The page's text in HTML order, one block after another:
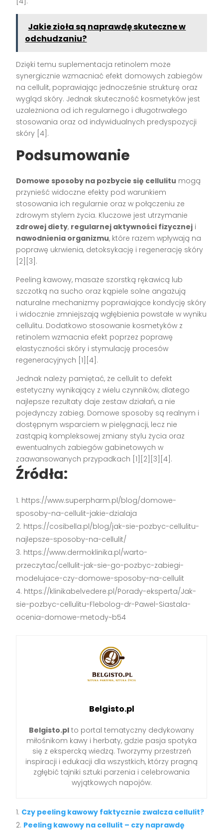
Jakie zioła są naprawdę skuteczne w
odchudzaniu?
Dzięki temu suplementacja retinolem może
synergicznie wzmacniać efekt domowych zabiegów
na cellulit, poprawiając jednocześnie strukturę oraz
wygląd skóry. Jednak skuteczność kosmetyków jest
uzależniona od ich regularnego i długotrwałego
stosowania oraz od indywidualnych predyspozycji
skóry [4].
Podsumowanie
Domowe sposoby na pozbycie się cellulitu mogą
przynieść widoczne efekty pod warunkiem
stosowania ich regularnie oraz w połączeniu ze
zdrowym stylem życia. Kluczowe jest utrzymanie
zdrowej diety, regularnej aktywności fizycznej i
nawodnienia organizmu, które razem wpływają na
poprawę ukrwienia, detoksykację i regenerację skóry
[2][3].
Peeling kawowy, masaże szorstką rękawicą lub
szczotką na sucho oraz kąpiele solne angażują
naturalne mechanizmy poprawiające kondycję skóry
i widocznie zmniejszają wgłębienia powstałe w wyniku
cellulitu. Dodatkowo stosowanie kosmetyków z
retinolem wzmacnia efekt poprzez poprawę
elastyczności skóry i stymulację procesów
regeneracyjnych [1][4].
Jednak należy pamiętać, że cellulit to defekt
estetyczny wynikający z wielu czynników, dlatego
najlepsze rezultaty daje zestaw działań, a nie
pojedynczy zabieg. Domowe sposoby są realnym i
dostępnym wsparciem w pielęgnacji, lecz nie
zastąpią kompleksowej zmiany stylu życia oraz
ewentualnych zabiegów gabinetowych w
zaawansowanych przypadkach [1][2][3][4].
Źródła:
https://www.superpharm.pl/blog/domowe-
sposoby-na-cellulit-jakie-dzialaja
https://cosibella.pl/blog/jak-sie-pozbyc-cellulitu-
najlepsze-sposoby-na-cellulit/
https://www.dermoklinika.pl/warto-
przeczytac/cellulit-jak-sie-go-pozbyc-zabiegi-
modelujace-czy-domowe-sposoby-na-cellulit
https://klinikabelvedere.pl/Porady-eksperta/Jak-
sie-pozbyc-cellulitu-Flebolog-dr-Pawel-Siastala-
ocenia-domowe-metody~b54
Belgisto.pl
Belgisto.pl to portal tematyczny dedykowany
miłośnikom kawy i herbaty, gdzie pasja spotyka
się z ekspercką wiedzą. Tworzymy przestrzeń
inspiracji i edukacji dla wszystkich, którzy pragną
zgłębić tajniki sztuki parzenia i celebrowania
wyjątkowych napojów.
Czy peeling kawowy faktycznie zwalcza cellulit?
Peeling kawowy na cellulit – czy naprawdę